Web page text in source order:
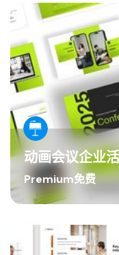
Premium免费